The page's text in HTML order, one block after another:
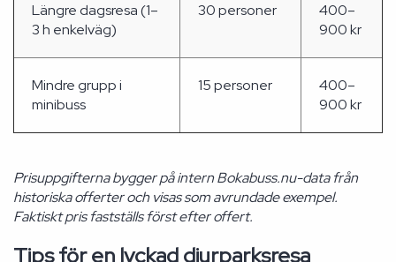
Längre dagsresa (1–
3 h enkelväg)
30 personer
400–
900 kr
Mindre grupp i
minibuss
15 personer
400–
900 kr
Prisuppgifterna bygger på intern Bokabuss.nu-data från
historiska offerter och visas som avrundade exempel.
Faktiskt pris fastställs först efter offert.
Tips för en lyckad djurparksresa